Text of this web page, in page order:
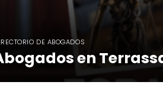
DE ABOGADOS
en